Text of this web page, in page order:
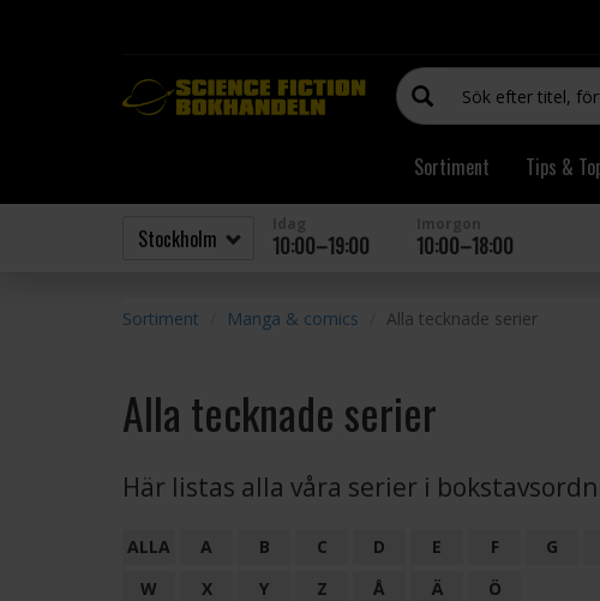
Sortiment Tips &
10:00–19:00 10:00–18:00
Sortiment Manga & comics Alla tecknade serier
Alla tecknade serier
Här listas alla våra serier i
ALLA A B C D E F G
W
X Y Z Å Ä Ö